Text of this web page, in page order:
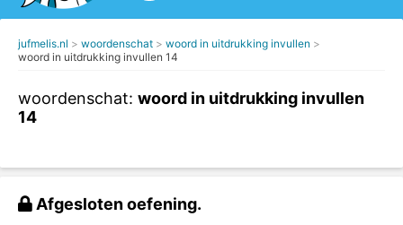
jufmelis.nl woordenschat
woord in uitdrukking invullen
woord in uitdrukking invullen 14
woordenschat: woord in uitdrukking invullen
14
Afgesloten oefening.